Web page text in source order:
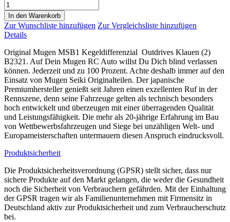
In den Warenkorb
Zur Wunschliste hinzufügen Zur Vergleichsliste hinzufügen
Details
Original Mugen MSB1 Kegeldifferenzial Outdrives Klauen (2)
B2321. Auf Dein Mugen RC Auto willst Du Dich blind verlassen
können. Jederzeit und zu 100 Prozent. Achte deshalb immer auf den
Einsatz von Mugen Seiki Originalteilen. Der japanische
Premiumhersteller genießt seit Jahren einen exzellenten Ruf in der
Rennszene, denn seine Fahrzeuge gelten als technisch besonders
hoch entwickelt und überzeugen mit einer überragenden Qualität
und Leistungsfähigkeit. Die mehr als 20-jährige Erfahrung im Bau
von Wettbewerbsfahrzeugen und Siege bei unzähligen Welt- und
Europameisterschaften untermauern diesen Anspruch eindrucksvoll.
Produktsicherheit
Die Produktsicherheitsverordnung (GPSR) stellt sicher, dass nur
sichere Produkte auf den Markt gelangen, die weder die Gesundheit
noch die Sicherheit von Verbrauchern gefährden. Mit der Einhaltung
der GPSR tragen wir als Familienunternehmen mit Firmensitz in
Deutschland aktiv zur Produktsicherheit und zum Verbraucherschutz
bei.